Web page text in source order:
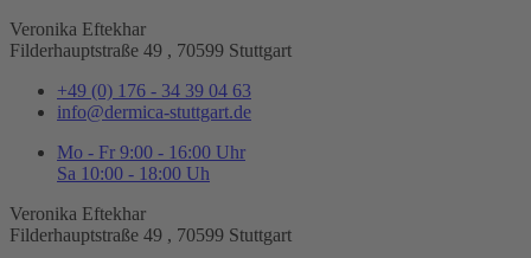
Veronika Eftekhar
Filderhauptstraße 49 , 70599 Stuttgart
+49 (0) 176 - 34 39 04 63
info@dermica-stuttgart.de
Mo - Fr 9:00 - 16:00 Uhr
Sa 10:00 - 18:00 Uh
Veronika Eftekhar
Filderhauptstraße 49 , 70599 Stuttgart